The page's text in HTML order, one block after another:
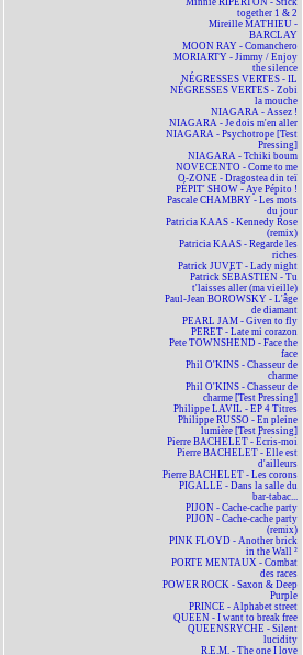
Minnie RIPERTON - Stick
together 1 & 2
Mireille MATHIEU -
BARCLAY
MOON RAY - Comanchero
MORIARTY - Jimmy / Enjoy
the silence
NÉGRESSES VERTES - IL
NÉGRESSES VERTES - Zobi
la mouche
NIAGARA - Assez !
NIAGARA - Je dois m'en aller
NIAGARA - Psychotrope [Test
Pressing]
NIAGARA - Tchiki boum
NOVECENTO - Come to me
O-ZONE - Dragostea din teï
PÉPIT' SHOW - Aye Pépito !
Pascale CHAMBRY - Les mots
du jour
Patricia KAAS - Kennedy Rose
(remix)
Patricia KAAS - Regarde les
riches
Patrick JUVET - Lady night
Patrick SÉBASTIEN - Tu
t'laisses aller (ma vieille)
Paul-Jean BOROWSKY - L'âge
de diamant
PEARL JAM - Given to fly
PERET - Late mi corazon
Pete TOWNSHEND - Face the
face
Phil O'KINS - Chasseur de
charme
Phil O'KINS - Chasseur de
charme [Test Pressing]
Philippe LAVIL - EP 4 Titres
Philippe RUSSO - En pleine
lumière [Test Pressing]
Pierre BACHELET - Écris-moi
Pierre BACHELET - Elle est
d'ailleurs
Pierre BACHELET - Les corons
PIGALLE - Dans la salle du
bar-tabac...
PIJON - Cache-cache party
PIJON - Cache-cache party
(remix)
PINK FLOYD - Another brick
in the Wall ²
PORTE MENTAUX - Combat
des races
POWER ROCK - Saxon & Deep
Purple
PRINCE - Alphabet street
QUEEN - I want to break free
QUEENSRYCHE - Silent
lucidity
R.E.M. - The one I love